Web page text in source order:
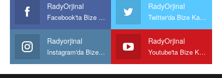
RadyOrjinal
Facebook'ta Bize Katılın
RadyOrjinal
Twitter'da Bize Katılın
Radyorjinal
Instagram'da Bize katılın
RadyOrjinal
Youtube'ta Bize Katılın